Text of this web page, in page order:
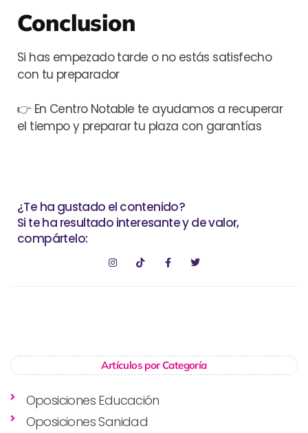
Conclusion
Si has empezado tarde o no estás satisfecho
con tu preparador
👉 En Centro Notable te ayudamos a recuperar
el tiempo y preparar tu plaza con garantías
¿Te ha gustado el contenido?
Si te ha resultado interesante y de valor,
compártelo:
Artículos por Categoría
Oposiciones Educación
Oposiciones Sanidad